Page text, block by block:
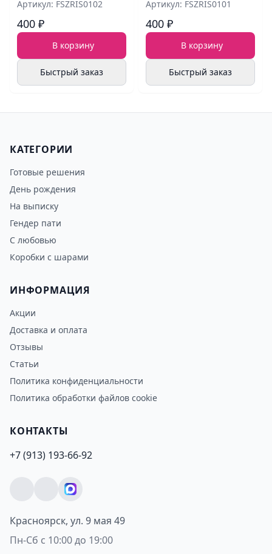
Артикул: FSZRIS0102
400 ₽
В корзину
Быстрый заказ
Артикул: FSZRIS0101
400 ₽
В корзину
Быстрый заказ
КАТЕГОРИИ
Готовые решения
День рождения
На выписку
Гендер пати
С любовью
Коробки с шарами
ИНФОРМАЦИЯ
Акции
Доставка и оплата
Отзывы
Статьи
Политика конфиденциальности
Политика обработки файлов cookie
КОНТАКТЫ
+7 (913) 193-66-92
Красноярск, ул. 9 мая 49
Пн-Сб с 10:00 до 19:00